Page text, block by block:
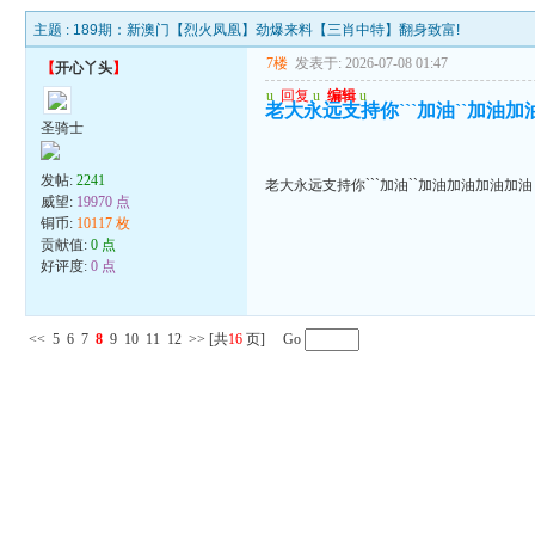
主题 : 189期：新澳门【烈火凤凰】劲爆来料【三肖中特】翻身致富!
【开心丫头】
圣骑士
发帖:2241
威望: 19970 点
铜币: 10117 枚
贡献值:0 点
好评度:0 点
7楼 发表于: 2026-07-08 01:47
u 回复 u 编辑 u
老大永远支持你```加油``加油加
老大永远支持你```加油``加油加油加油加油
<< 5 6 7 8 9 10 11 12 >> [共16 页] Go